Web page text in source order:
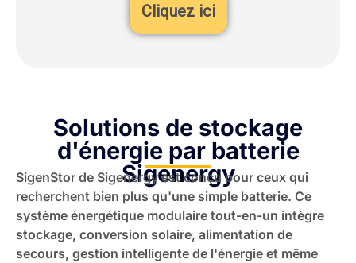
Cliquez ici
Solutions de stockage
d'énergie par batterie
Sigenergy
SigenStor de Sigenergy est conçu pour ceux qui
recherchent bien plus qu'une simple batterie. Ce
système énergétique modulaire tout-en-un intègre
stockage, conversion solaire, alimentation de
secours, gestion intelligente de l'énergie et même